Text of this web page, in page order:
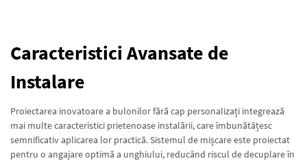
Caracteristici Avansate de
Instalare
Proiectarea inovatoare a bulonilor fără cap personalizați integrează
mai multe caracteristici prietenoase instalării, care îmbunătățesc
semnificativ aplicarea lor practică. Sistemul de mișcare este proiectat
pentru o angajare optimă a unghiului, reducând riscul de decuplare în